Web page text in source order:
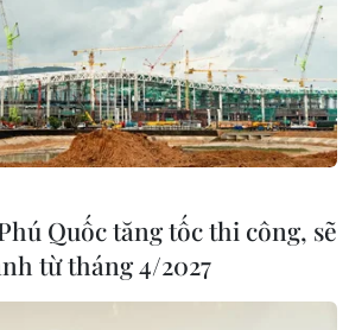
Quốc tăng tốc thi công, sẽ
từ tháng 4/2027